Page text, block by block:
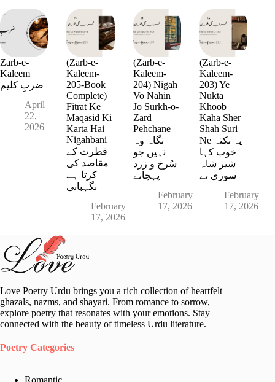
Zarb-e-
Kaleem
ضربِ کلیم
April
22,
2026
(Zarb-e-
Kaleem-
205-Book
Complete)
Fitrat Ke
Maqasid Ki
Karta Hai
Nigahbani
فطرت کے
مقاصد کی
کرتا ہے
نگہبانی
February
17, 2026
(Zarb-e-
Kaleem-
204) Nigah
Vo Nahin
Jo Surkh-o-
Zard
Pehchane
نگاہ وہ
نہیں جو
سُرخ و زرد
پہچانے
February
17, 2026
(Zarb-e-
Kaleem-
203) Ye
Nukta
Khoob
Kaha Sher
Shah Suri
Ne یہ نکتہ
خوب کہا
شیر شاہ
سوری نے
February
17, 2026
Love Poetry Urdu brings you a rich collection of heartfelt
ghazals, nazms, and shayari. From romance to sorrow,
explore poetry that resonates with your emotions. Stay
connected with the beauty of timeless Urdu literature.
Poetry Categories